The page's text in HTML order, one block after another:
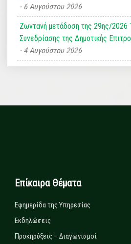
6 Αυγούστου 2026
Ζωντανή μετάδοση της 29ης/2026
Συνεδρίασης της Δημοτικής
4 Αυγούστου 2026
Επίκαιρα Θέματα
Εφημερίδα της Υπηρεσίας
Εκδηλώσεις
Προκηρύξεις – Διαγωνισμοί